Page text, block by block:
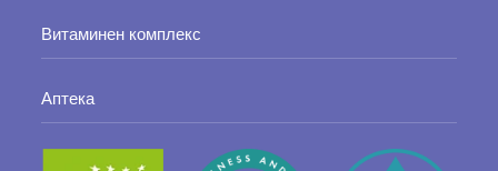
Витаминен комплекс
Аптека